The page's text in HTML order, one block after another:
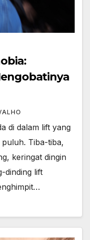
di dalam lift yang
Tiba-tiba,
keringat dingin
dinding lift